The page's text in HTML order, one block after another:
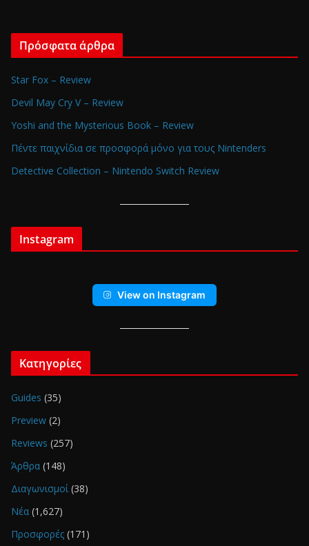
Πρόσφατα άρθρα
Star Fox – Review
Devil May Cry V – Review
Yoshi and the Mysterious Book – Review
Πέντε παιχνίδια σε προσφορά μόνο για τους Nintenders
Detective Collection – Nintendo Switch Review
Instagram
View on Instagram
Κατηγορίες
Guides (35)
Preview (2)
Reviews (257)
Άρθρα (148)
Διαγωνισμοί(38)
Νέα (1,627)
Προσφορές (171)